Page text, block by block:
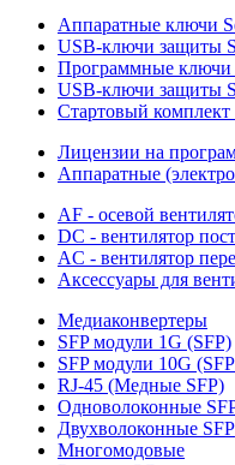
Аппаратные ключи
USB-ключи защиты
Программные
USB-ключи защиты
Стартовый
Лицензии на
Аппаратные
AF - осевой
DC - вентилятор
AC - вентилятор
Аксессуары для
Медиаконвертеры
SFP модули 1G (SFP)
SFP модули 10G
RJ-45 (Медные SFP)
Одноволоконные
Двухволоконные SFP
Многомодовые